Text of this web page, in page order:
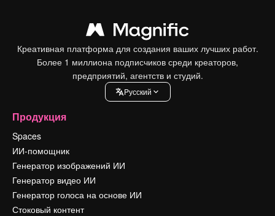
Креативная платформа для создания ваших лучших работ.
Более 1 миллиона подписчиков среди креаторов,
предприятий, агентств и студий.
Pусский
Продукция
Spaces
ИИ-помощник
Генератор изображений ИИ
Генератор видео ИИ
Генератор голоса на основе ИИ
Стоковый контент